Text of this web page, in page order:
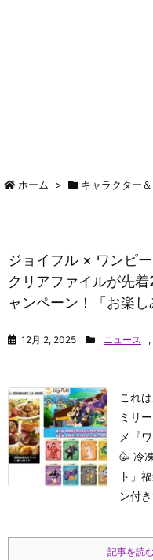
ホーム > キャラクター
ジョイフル × ワンピ
クリアファイルが先
ャンペーン！「お楽し
12月 2, 2025 ニュース ,
これ
ミリ
メ『
🥳 冷
ト」
ン付
記事を読